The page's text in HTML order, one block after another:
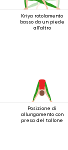
Kriya rotolamento
basso da un piede
all'altro
Posizione di
allungamento con
presa del tallone